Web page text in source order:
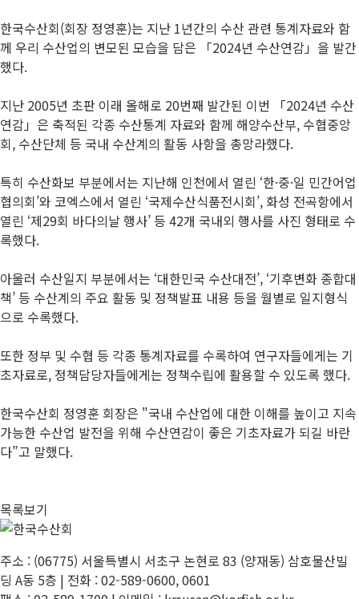
한국수산회(회장 정영훈)는 지난 1년간의 수산 관련 통계자료와 함
께 우리 수산업의 변모된 모습을 담은 「2024년 수산연감」을 발간
했다.
지난 2005년 초판 이래 올해로 20번째 발간된 이번 「2024년 수산
연감」은 축적된 각종 수산통계 자료와 함께 해양수산부, 수협중앙
회, 수산단체 등 국내 수산계의 활동 사항을 총망라했다.
특히 수산화보 부분에서는 지난해 인천에서 열린 ‘한·중·일 민간어업
협의회’와 코엑스에서 열린 ‘국제수산식품전시회’, 화성 전곡항에서
열린 ‘제29회 바다의날 행사’ 등 42개 국내외 행사를 사진 형태로 수
록했다.
아울러 수산일지 부분에서는 ‘대한민국 수산대전’, ‘기후변화 종합대
책’ 등 수산계의 주요 활동 및 정책발표 내용 등을 월별로 일지형식
으로 수록했다.
또한 정부 및 수협 등 각종 통계자료를 수록하여 연구자들에게는 기
초자료로, 정책담당자들에게는 정책수립에 활용할 수 있도록 했다.
한국수산회 정영훈 회장은 "국내 수산업에 대한 이해를 높이고 지속
가능한 수산업 발전을 위해 수산연감이 좋은 기초자료가 되길 바란
다”고 말했다.
목록보기
주소 : (06775) 서울특별시 서초구 논현로 83 (양재동) 삼호물산빌
딩 A동 5층 | 전화 : 02-589-0600, 0601